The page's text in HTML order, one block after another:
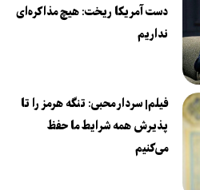
دست آمریکا ریخت: هیچ مذاکره‌ای
نداریم
فیلم| سردار محبی: تنگه هرمز را تا
پذیرش همه شرایط ما حفظ
می‌کنیم